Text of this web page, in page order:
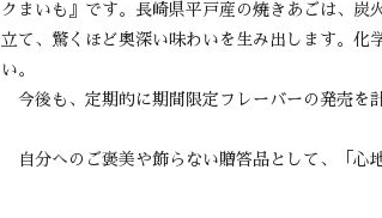
クまいも』です。長崎県平戸産の焼きあごは、
立て、驚くほど奥深い味わいを生み出します。化
い。
今後も、定期的に期間限定フレーバーの発売を
自分へのご褒美や飾らない贈答品として、「心